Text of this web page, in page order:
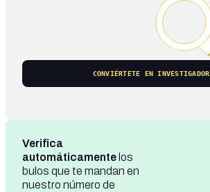
CONVIÉRTETE EN INVESTIGADOR
Verifica
automáticamente los
bulos que te mandan en
nuestro número de